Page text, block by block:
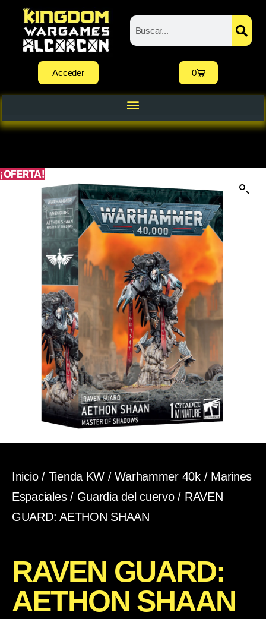
Acceder 0
¡OFERTA!
Inicio/ Tienda KW /Warhammer 40k/ Marines
Espaciales/ Guardia del cuervo/ RAVEN
GUARD: AETHON SHAAN
RAVEN GUARD:
AETHON SHAAN